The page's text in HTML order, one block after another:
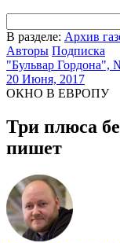
В разделе: Архив
Авторы Подписка
"Бульвар Гордона",
20 Июня, 2017
ОКНО В ЕВРОПУ
Три плюса
пишет